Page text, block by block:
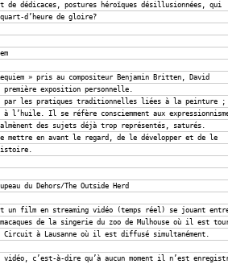
et de dédicaces, postures héroïques désillusionnées, qui
d’heure de gloire?
» pris au compositeur Benjamin Britten, David
première exposition personnelle.
par les pratiques traditionnelles liées à la peinture ;
l’huile. Il se réfère consciemment aux
des sujets déjà trop représentés, saturés.
mettre en avant le regard, de le développer et de le
du Dehors/The Outside Herd
un film en streaming vidéo (temps réel) se jouant
de la singerie du zoo de Mulhouse où il est
Circuit à Lausanne où il est diffusé simultanément.
c’est-à-dire qu’à aucun moment il n’est